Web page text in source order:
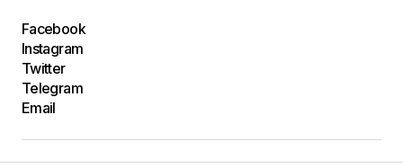
Facebook
Instagram
Twitter
Telegram
Email